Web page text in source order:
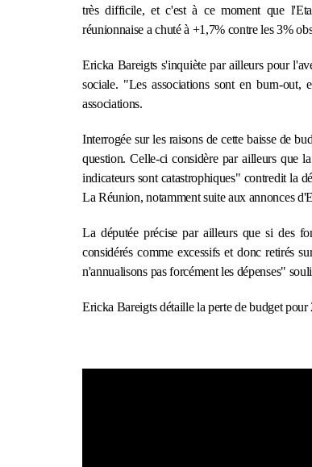
très difficile, et c'est à ce moment que
réunionnaise a chuté à +1,7% contre les 3%
Ericka Bareigts s'inquiète par ailleurs pour
sociale. "Les associations sont en burn-out,
associations.
Interrogée sur les raisons de cette baisse de
question. Celle-ci considère par ailleurs que
indicateurs sont catastrophiques" contredit la
La Réunion, notamment suite aux annonces
La députée précise par ailleurs que si des
considérés comme excessifs et donc retirés
n'annualisons pas forcément les dépenses"
Ericka Bareigts détaille la perte de budget